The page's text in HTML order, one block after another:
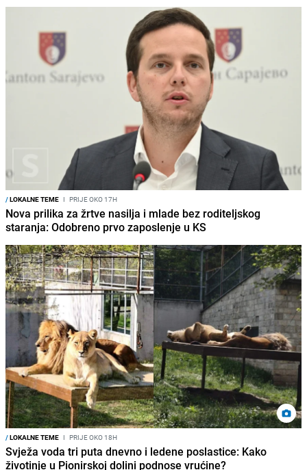
/LOKALNE TEME I PRIJE OKO 17H
Nova prilika za žrtve nasilja i mlade bez roditeljskog
staranja: Odobreno prvo zaposlenje u KS
/LOKALNE TEME I PRIJE OKO 18H
Svježa voda tri puta dnevno i ledene poslastice: Kako
životinje u Pionirskoj dolini podnose vrućine?